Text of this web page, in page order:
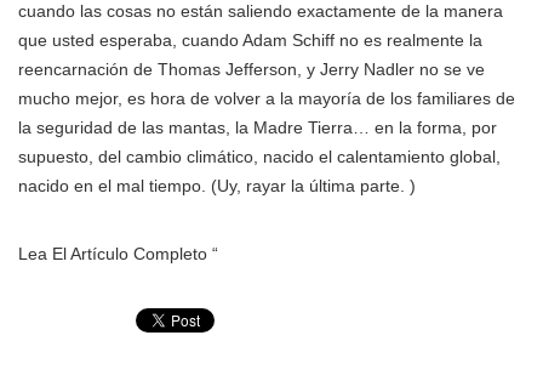
cuando las cosas no están saliendo exactamente de la manera
que usted esperaba, cuando Adam Schiff no es realmente la
reencarnación de Thomas Jefferson, y Jerry Nadler no se ve
mucho mejor, es hora de volver a la mayoría de los familiares de
la seguridad de las mantas, la Madre Tierra… en la forma, por
supuesto, del cambio climático, nacido el calentamiento global,
nacido en el mal tiempo. (Uy, rayar la última parte. )
Lea El Artículo Completo “